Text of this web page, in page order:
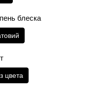
блеска
цвета